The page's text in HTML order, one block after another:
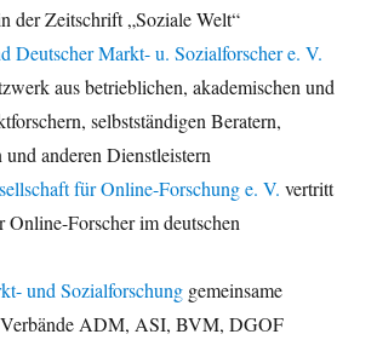
der Zeitschrift „Soziale Welt“
Deutscher Markt- u. Sozialforscher e. V.
aus betrieblichen, akademischen und
selbstständigen Beratern,
anderen Dienstleistern
für Online-Forschung e. V. vertritt
Online-Forscher im deutschen
und Sozialforschung gemeinsame
ADM, ASI, BVM, DGOF